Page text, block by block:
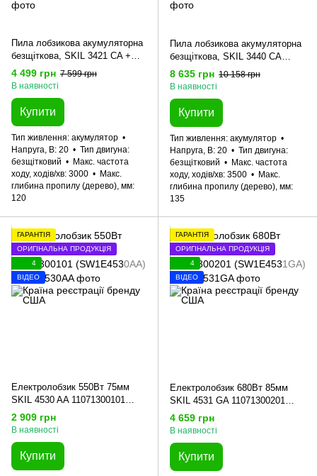
Пила лобзикова акумуляторна
безщіткова, SKIL 3421 CA +
енергокомплект 3136 АА
11071400302 (акумулятор 2,0
комплект
4 499 грн 7 599 грн
В наявності
Купити
Тип живлення акумулятор
Напруга, В 20
Тип двигуна
безщітковий
Макс. частота
ходу, ходів/хв 3000
Макс.
глибина пропилу (дерево), мм
120
Пила лобзикова акумуляторна
безщіткова, SKIL 3440 CA
Compact + енергокомплект
3110 АА 11071400202
пристрій) промо-комплект
8 635 грн 10 158 грн
В наявності
Купити
Тип живлення акумулятор
Напруга, В 20
Тип двигуна
безщітковий
Макс. частота
ходу, ходів/хв 3500
Макс.
глибина пропилу (дерево), мм
135
ГАРАНТІЯ
ОРИГІНАЛЬНА ПРОДУКЦІЯ
4
ВІДЕО
Електролобзик 550Вт 75мм
SKIL 4530 AA 11071300101
(SW1E4530AA)
2 909 грн
В наявності
Купити
ГАРАНТІЯ
ОРИГІНАЛЬНА ПРОДУКЦІЯ
4
ВІДЕО
Електролобзик 680Вт 85мм
SKIL 4531 GA 11071300201
(SW1E4531GA)
4 659 грн
В наявності
Купити